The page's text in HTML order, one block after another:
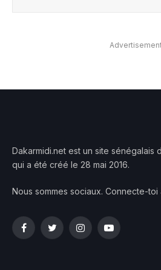
Dakarmidi.net est un site sénégalais
qui a été créé le 28 mai 2016.
Nous sommes sociaux. Connecte-toi
FacebookTwitterInstagramYouTube